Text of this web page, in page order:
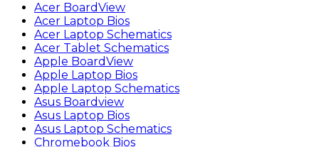
Acer BoardView
Acer Laptop Bios
Acer Laptop Schematics
Acer Tablet Schematics
Apple BoardView
Apple Laptop Bios
Apple Laptop Schematics
Asus Boardview
Asus Laptop Bios
Asus Laptop Schematics
Chromebook Bios